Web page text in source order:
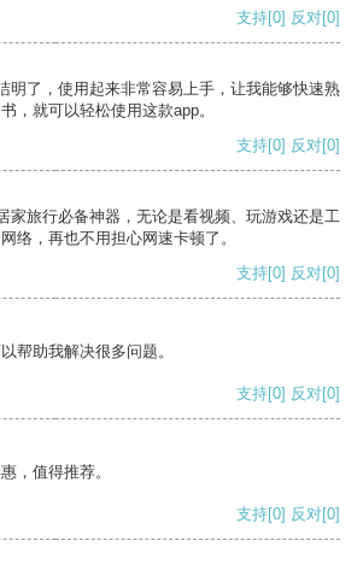
支持[0] 反对[0]
明了，使用起来非常容易上手，让我能够快速熟
，就可以轻松使用这款app。
支持[0] 反对[0]
家旅行必备神器，无论是看视频、玩游戏还是工
络，再也不用担心网速卡顿了。
支持[0] 反对[0]
帮助我解决很多问题。
支持[0] 反对[0]
，值得推荐。
支持[0] 反对[0]